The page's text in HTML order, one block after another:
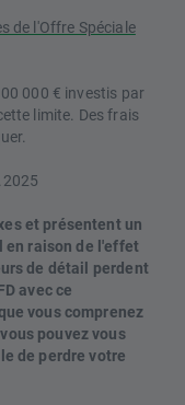
de l'Offre Spéciale
000 € investis par
limite. Des frais
et présentent un
en raison de l'effet
de détail perdent
avec ce
vous comprenez
pouvez vous
de perdre votre